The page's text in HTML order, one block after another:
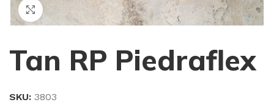
Haga Click para agrandar
Tan RP Piedraflex
SKU: 3803